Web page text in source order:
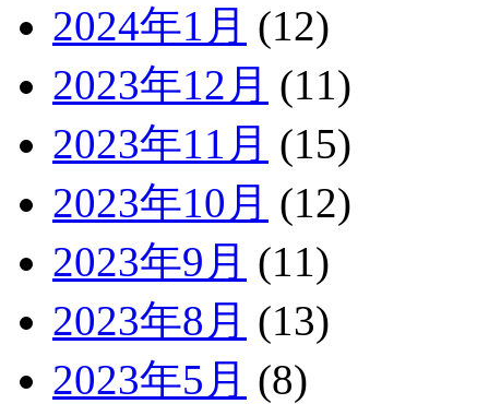
2024年1月 (12)
2023年12月 (11)
2023年11月 (15)
2023年10月 (12)
2023年9月 (11)
2023年8月 (13)
2023年5月 (8)